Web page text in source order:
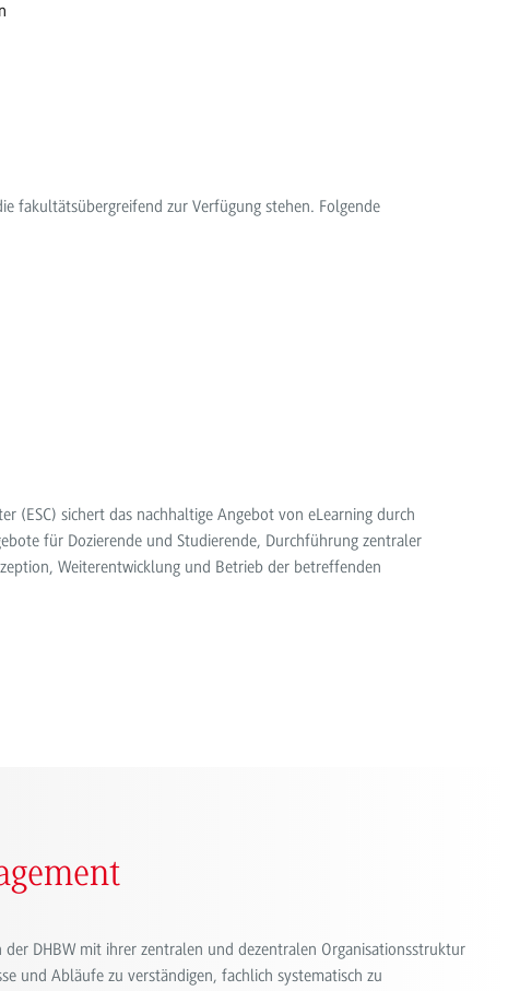
fakultätsübergreifend zur Verfügung stehen. Folgende
(ESC) sichert das nachhaltige Angebot von eLearning durch
für Dozierende und Studierende, Durchführung zentraler
Weiterentwicklung und Betrieb der betreffenden
der DHBW mit ihrer zentralen und dezentralen Organisationsstruktur
und Abläufe zu verständigen, fachlich systematisch zu